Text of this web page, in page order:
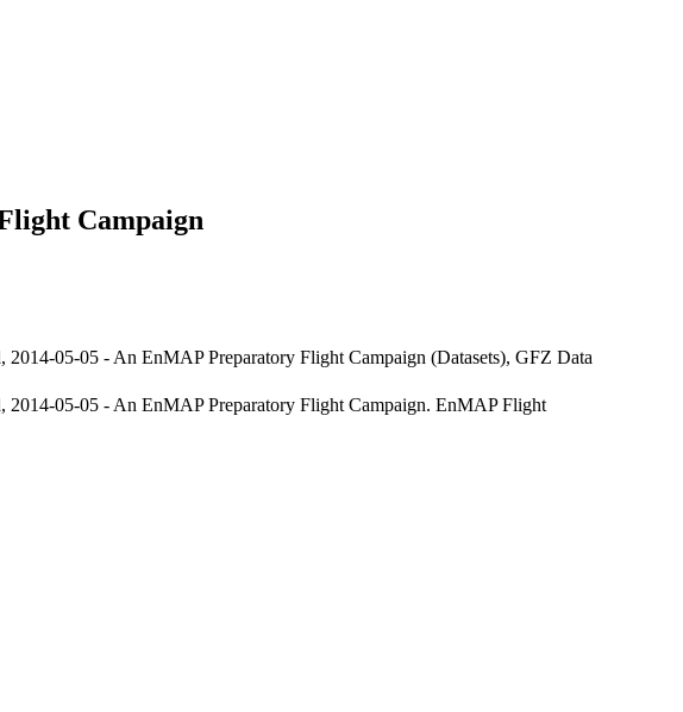
Campaign
05-05 - An EnMAP Preparatory Flight Campaign (Datasets), GFZ Data
05-05 - An EnMAP Preparatory Flight Campaign. EnMAP Flight